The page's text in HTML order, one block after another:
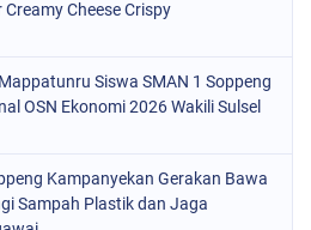
(1148)
Creamy Cheese Crispy
Siswa SMAN 1 Soppeng
OSN Ekonomi 2026 Wakili Sulsel
Kampanyekan Gerakan Bawa
Sampah Plastik dan Jaga